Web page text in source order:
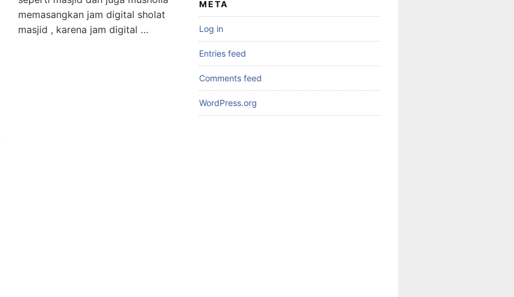
memasangkan jam digital sholat
masjid , karena jam digital …
META
Log in
Entries feed
Comments feed
WordPress.org